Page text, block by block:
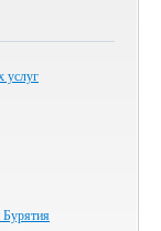
услуг
Бурятия